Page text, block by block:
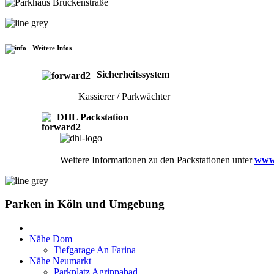
Weitere Infos
Sicherheitssystem
Kassierer / Parkwächter
DHL Packstation
Weitere Informationen zu den Packstationen unter
Parken in Köln und Umgebung
Nähe Dom
Tiefgarage An Farina
Nähe Neumarkt
Parkplatz Agrippabad